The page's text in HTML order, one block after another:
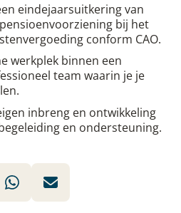
eindejaarsuitkering van
bij het
conform CAO.
werkplek binnen een
team waarin je je
inbreng en ontwikkeling
en ondersteuning.